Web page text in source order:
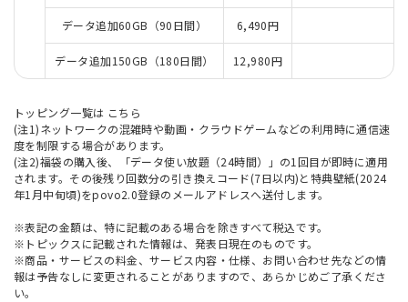
データ追加60GB（90日間） 6,490円
データ追加150GB（180日間） 12,980円
トッピング一覧は こちら
(注1)ネットワークの混雑時や動画・クラウドゲームなどの利用時に通信速
度を制限する場合があります。
(注2)福袋の購入後、「データ使い放題（24時間）」の1回目が即時に適用
されます。その後残り回数分の引き換えコード(7日以内)と特典壁紙(2024
年1月中旬頃)をpovo2.0登録のメールアドレスへ送付します。
※表記の金額は、特に記載のある場合を除きすべて税込です。
※トピックスに記載された情報は、発表日現在のものです。
※商品・サービスの料金、サービス内容・仕様、お問い合わせ先などの情
報は予告なしに変更されることがありますので、あらかじめご了承くださ
い。